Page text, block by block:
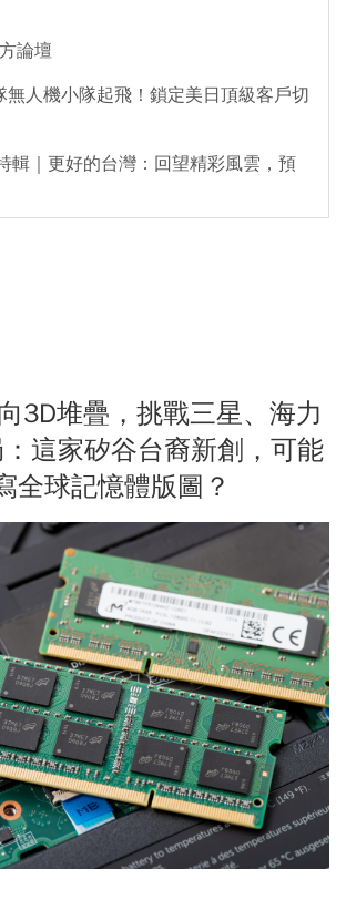
論壇
無人機小隊起飛！鎖定美日頂級客戶切
輯｜更好的台灣：回望精彩風雲，預
3D堆疊，挑戰三星、海力
這家矽谷台裔新創，可能
全球記憶體版圖？